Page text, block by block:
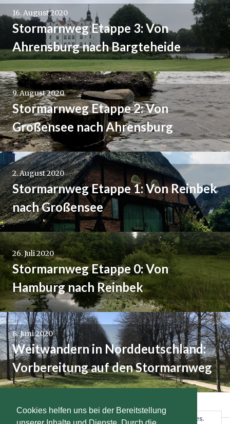
Cookies helfen uns bei der Bereitstellung
16. August 2020
Stormarnweg Etappe 3: Von
Ahrensburg nach Bargteheide
9. August 2020
Stormarnweg Etappe 2: Von
Großensee nach Ahrensburg
2. August 2020
Stormarnweg Etappe 1: Von Reinbek
nach Großensee
26. Juli 2020
Stormarnweg Etappe 0: Von
Hamburg nach Reinbek
8. Juni 2020
Weitwandern in Norddeutschland:
Vorbereitung auf den Stormarnweg
Datenschutz und Cookies: Diese Website verwendet Cookies.